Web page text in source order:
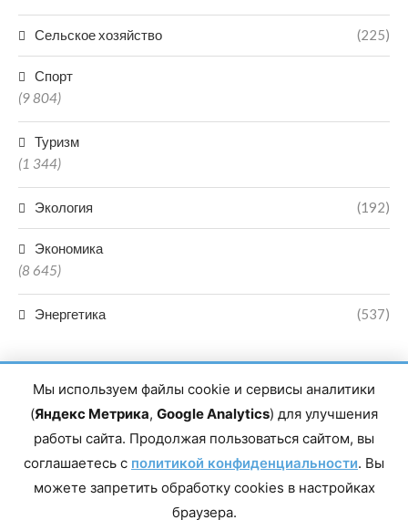
Сельское хозяйство (225)
Спорт
(9 804)
Туризм
(1 344)
Экология (192)
Экономика
(8 645)
Энергетика (537)
Главный редактор сетевого издания Магомаев Тимур Нухович.
Контакты редакции: 8(988)-292-94-34 Почта: vestiskfo@gmail.com По
Республика Дагестан, г. Махачкала, пр-т Насрутдинова, д. 1а. Все
права защищены. Копирование и использование полных материалов
Мы используем файлы cookie и сервисы аналитики
(Яндекс Метрика, Google Analytics) для улучшения
работы сайта. Продолжая пользоваться сайтом, вы
соглашаетесь с политикой конфиденциальности. Вы
можете запретить обработку cookies в настройках
браузера.